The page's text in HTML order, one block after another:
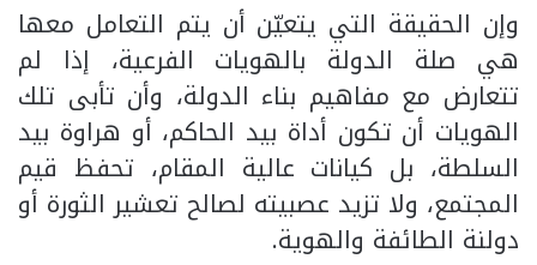
وإن الحقيقة التي يتعيّن أن يتم التعامل معها
هي صلة الدولة بالهويات الفرعية، إذا لم
تتعارض مع مفاهيم بناء الدولة، وأن تأبى تلك
الهويات أن تكون أداة بيد الحاكم، أو هراوة بيد
السلطة، بل كيانات عالية المقام، تحفظ قيم
المجتمع، ولا تزيد عصبيته لصالح تعشير الثورة أو
دولنة الطائفة والهوية.